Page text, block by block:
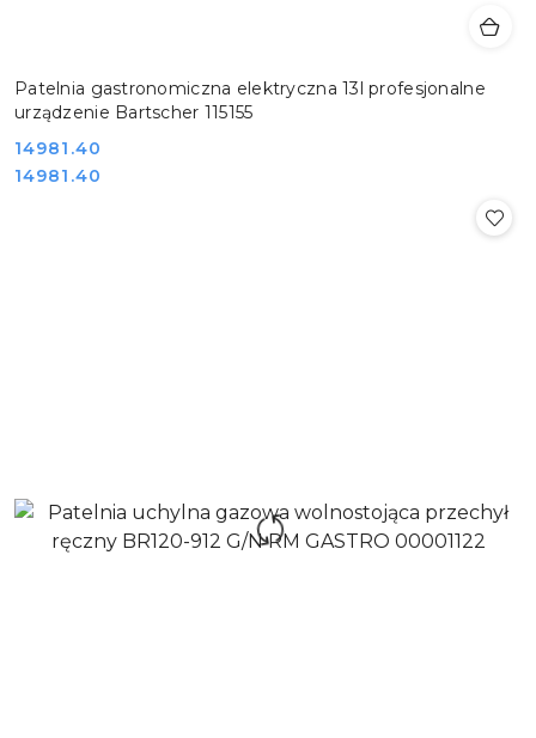
Patelnia gastronomiczna elektryczna 13l profesjonalne
urządzenie Bartscher 115155
Cena:
14981.40
Cena:
14981.40